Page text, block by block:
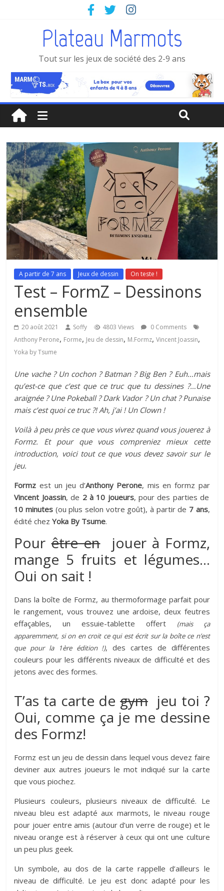
Plateau Marmots
Tout sur les jeux de société des 2-9 ans
A partir de 7 ans Jeux de dessin On teste !
Test – FormZ – Dessinons
ensemble
20 août 2021 Soffy 4803 Views
0 Comments
Anthony Perone, Forme, Jeu de dessin, M.Formz,Vincent Joassin,
Yoka by Tsume
Une vache ? Un cochon ? Batman ? Big Ben ? Euh…mais
qu’est-ce que c’est que ce truc que tu dessines ?…Une
araignée ? Une Pokeball ? Dark Vador ? Un chat ? Punaise
mais c’est quoi ce truc ?! Ah, j’ai !Un Clown !
Voilà à peu près ce que vous vivrez quand vous jouerez à
Formz. Et pour que vous compreniez mieux cette
introduction, voici tout ce que vous devez savoir sur le
jeu.
Formz est un jeu d’Anthony Perone, mis en formz par
Vincent Joassin, de 2 à 10 joueurs, pour des parties de
10 minutes (ou plus selon votre goût), à partir de 7 ans,
édité chezYoka By Tsume.
Pourêtre enjouer à Formz,
mange 5 fruits et légumes…
Oui on sait !
Dans la boîte de Formz, au thermoformage parfait pour
le rangement, vous trouvez une ardoise, deux feutres
effaçables, un essuie-tablette offert
(mais ça
apparemment, si on en croit ce qui est écrit sur la boîte ce n’est
que pour la 1ère édition !), des cartes de différentes
couleurs pour les différents niveaux de difficulté et des
jetons avec des formes.
T’as ta carte de gym jeu toi ?
Oui, comme ça je me dessine
des Formz!
Formz est un jeu de dessin dans lequel vous devez faire
deviner aux autres joueurs le mot indiqué sur la carte
que vous piochez.
Plusieurs couleurs, plusieurs niveaux de difficulté. Le
niveau bleu est adapté aux marmots, le niveau rouge
pour jouer entre amis (autour d’un verre de rouge) et le
niveau orange est à réserver à ceux qui ont une culture
un peu plus geek.
Un symbole, au dos de la carte rappelle d’ailleurs le
niveau de difficulté. Le jeu est donc adapté pour les